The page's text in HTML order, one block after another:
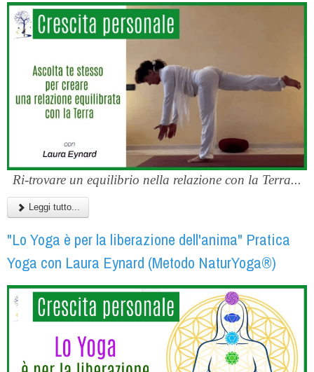
Ri-trovare un equilibrio nella relazione con la Terra...
Leggi tutto...
"Lo Yoga è per la liberazione dell'anima" Pratica
Yoga con Laura Eynard (Metodo NaturYoga®)